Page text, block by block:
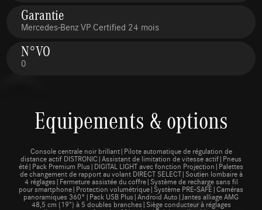
Garantie
Mercedes-Benz VP Certified 24 mois
N°VO
0
Equipements & options
Console centrale noir brillant|Pilote automatique de régulation de
distance actif DISTRONIC|Assistant de limitation de vitesse actif|Pneus
été|Pack Premium Plus|DIGITAL LIGHT avec fonction Projection|Palettes
de changement de rapport au volant DIRECT SELECT|Soutien lombaire à
4 réglages|Fermeture assistée du coffre|Système de recharge sans fil
pour smartphone|Protection volumétrique|Système PRE-SAFE|Caméras
panoramiques 360°|Pack USB Plus|Android Auto|Jantes alliage AMG
48,5 cm (19") à 5 doubles branches|Siège conducteur à réglages